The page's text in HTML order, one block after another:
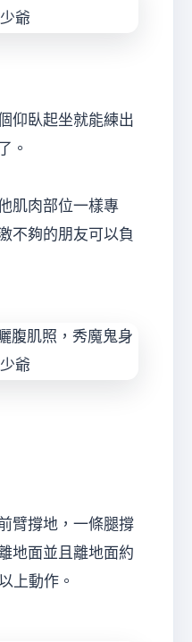
仰臥起坐就能練出
。
肌肉部位一樣專
不夠的朋友可以負
臂撐地，一條腿撐
地面並且離地面約
上動作。